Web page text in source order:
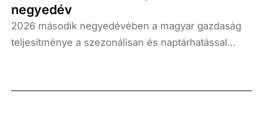
negyedév
2026 második negyedévében a magyar gazdaság
teljesítménye a szezonálisan és naptárhatással
százalékkal, míg az előző negyedévhez képest 0,4